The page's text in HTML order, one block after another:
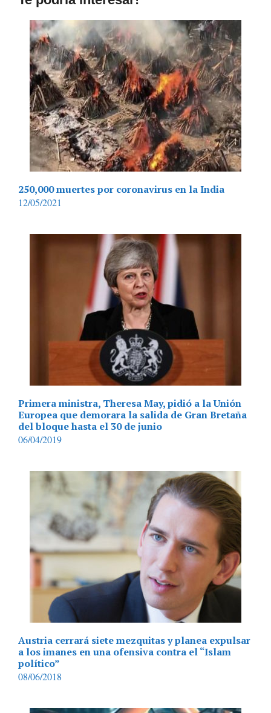
250,000 muertes por coronavirus en la India
12/05/2021
Primera ministra, Theresa May, pidió a la Unión
Europea que demorara la salida de Gran Bretaña
del bloque hasta el 30 de junio
06/04/2019
Austria cerrará siete mezquitas y planea expulsar
a los imanes en una ofensiva contra el “Islam
político”
08/06/2018